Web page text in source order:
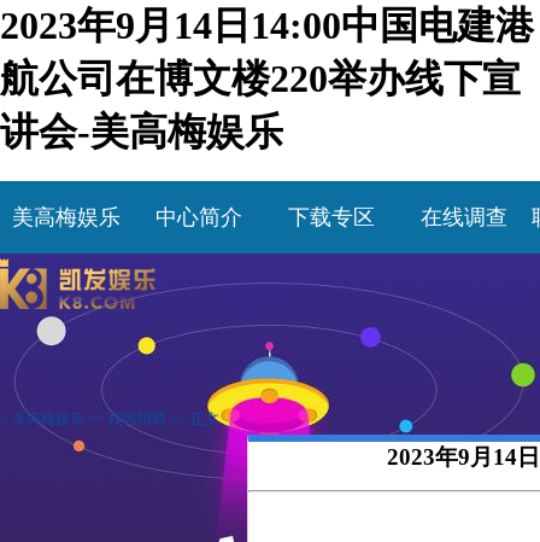
2023年9月14日14:00中国电建港
航公司在博文楼220举办线下宣
讲会-美高梅娱乐
美高梅娱乐 中心简介 下载专区 在线调查
> 美高梅娱乐 >> 校园招聘 >> 正文
2023年9月14